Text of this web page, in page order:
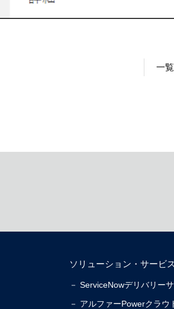
一
ソリューション・サービス
－ ServiceNowデリバリー
－ アルファーPowerクラウ